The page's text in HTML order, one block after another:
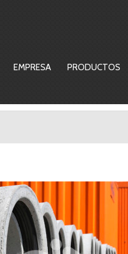
EMPRESA PRODUCTOS